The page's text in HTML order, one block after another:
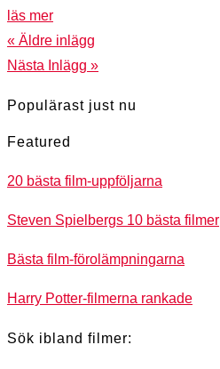
läs mer
« Äldre inlägg
Nästa Inlägg »
Populärast just nu
Featured
20 bästa film-uppföljarna
Steven Spielbergs 10 bästa filmer
Bästa film-förolämpningarna
Harry Potter-filmerna rankade
Sök ibland filmer: